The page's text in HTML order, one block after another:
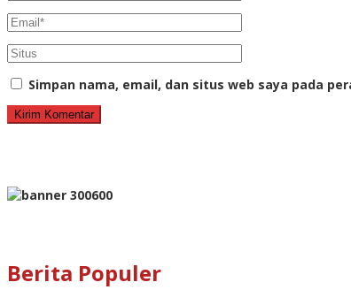
Simpan nama, email, dan situs web saya pada
Berita Populer